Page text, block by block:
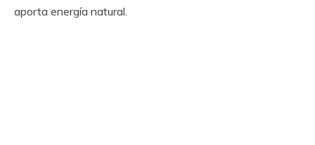
aporta energía natural.